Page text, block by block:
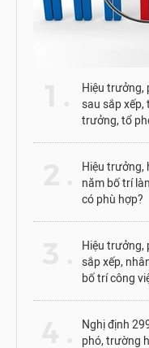
Hiệu trưởng,
sau sắp xếp,
trưởng, tổ
Hiệu trưởng,
năm bố trí
có phù hợp?
Hiệu trưởng,
sắp xếp,
bố trí công
Nghị định
phó, trường